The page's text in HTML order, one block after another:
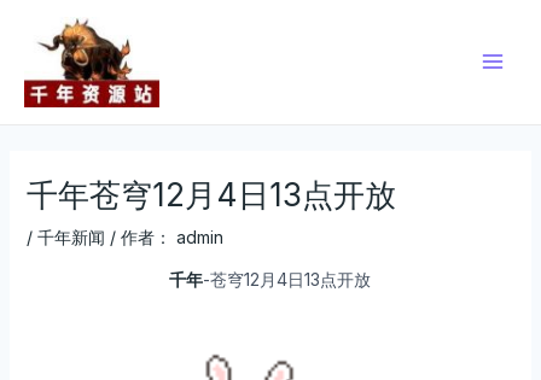
千年苍穹12月4日13点开放
/ 千年新闻 / 作者： admin
千年-苍穹12月4日13点开放
navigation